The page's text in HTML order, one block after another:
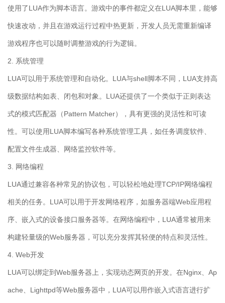
使用了LUA作为脚本语言。游戏中的事件都定义在LUA脚本里，能够
快速改动，并且在游戏运行过程中热更新，开发人员无需重新编译
游戏程序也可以随时调整游戏的行为逻辑。
2. 系统管理
LUA可以用于系统管理和自动化。LUA与shell脚本不同，LUA支持高
级数据结构如表、闭包和对象。LUA还提供了一个类似于正则表达
式的模式匹配器（Pattern Matcher），具有更强的灵活性和可读
性。可以使用LUA脚本编写各种系统管理工具，如任务调度软件、
配置文件生成器、网络监控软件等。
3. 网络编程
LUA通过兼容各种常见的协议包，可以轻松地处理TCP/IP网络编程
相关的任务。LUA可以用于开发网络程序，如服务器端Web应用程
序、嵌入式的设备接口服务器等。在网络编程中，LUA通常被用来
构建轻量级的Web服务器，可以充分发挥其轻便的特点和灵活性。
4. Web开发
LUA可以绑定到Web服务器上，实现动态网页的开发。在Nginx、Ap
ache、Lighttpd等Web服务器中，LUA可以用作嵌入式语言进行扩